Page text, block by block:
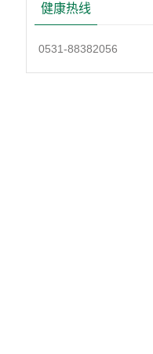
健康热线
0531-88382056